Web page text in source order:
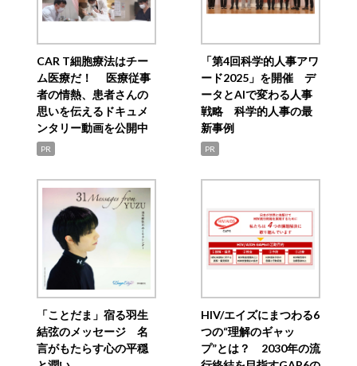
CAR T細胞療法はチー
ム医療だ！ 医療従事
者の情熱、患者さんの
思いを伝えるドキュメ
ンタリー動画を公開中
PR
「第4回科学的人事アワ
ード2025」を開催 デ
ータとAIで変わる人事
戦略 科学的人事の最
新事例
PR
「ことだま」宿る羽生
結弦のメッセージ 名
言がもたらす心の平穏
HIV/エイズにまつわる6
つの“理解のギャッ
プ”とは？ 2030年の流